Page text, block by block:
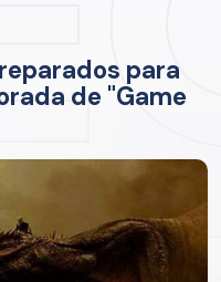
para
de "Game